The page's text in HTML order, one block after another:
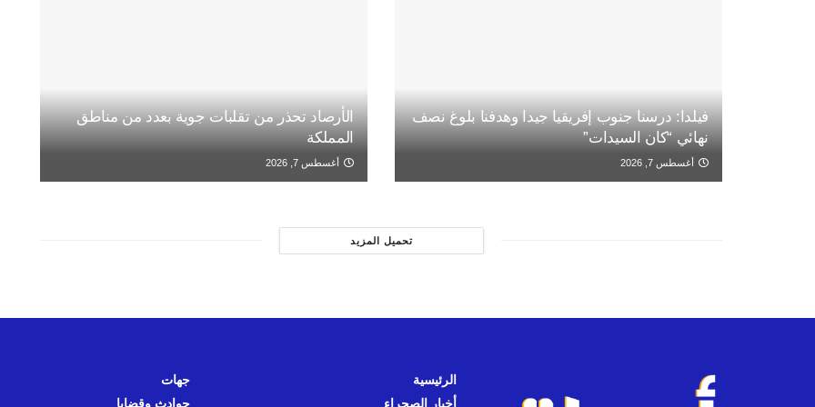
فيلدا: درسنا جنوب إفريقيا جيدا وهدفنا بلوغ نصف
نهائي “كان السيدات”
أغسطس 7, 2026
الأرصاد تحذر من تقلبات جوية بعدد من مناطق
المملكة
أغسطس 7, 2026
تحميل المزيد
الرئيسية
أخبار الصحراء
جهات
حوادث وقضايا